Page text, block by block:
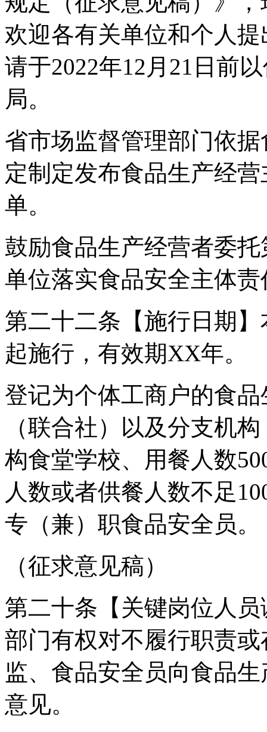
欢迎各有关单位和个人
请于2022年12月21日前
局。
省市场监督管理部门依
定制定发布食品生产经
单。
鼓励食品生产经营者委
单位落实食品安全主体
第二十二条【施行日期
起施行，有效期XX年。
登记为个体工商户的食
（联合社）以及分支机
构食堂学校、用餐人数
人数或者供餐人数不足
专（兼）职食品安全员。
（征求意见稿）
第二十条【关键岗位人
部门有权对不履行职责
监、食品安全员向食品
意见。